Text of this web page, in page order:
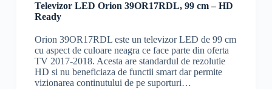
Televizor LED Orion 39OR17RDL, 99 cm – HD
Ready
Orion 39OR17RDL este un televizor LED de 99 cm
cu aspect de culoare neagra ce face parte din oferta
TV 2017-2018. Acesta are standardul de rezolutie
HD si nu beneficiaza de functii smart dar permite
vizionarea continutului de pe suporturi…